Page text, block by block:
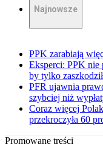
Najnowsze
PPK zarabiają
Eksperci: PPK nie
by tylko
PFR ujawnia
szybciej niż
Coraz więcej
przekroczyła 60
Promowane treści